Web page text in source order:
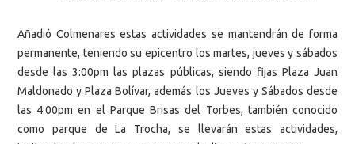
Añadió Colmenares estas actividades se mantendrán de forma
permanente, teniendo su epicentro los martes, jueves y sábados
desde las 3:00pm las plazas públicas, siendo fijas Plaza Juan
Maldonado y Plaza Bolívar, además los Jueves y Sábados desde
las 4:00pm en el Parque Brisas del Torbes, también conocido
como parque de La Trocha, se llevarán estas actividades,